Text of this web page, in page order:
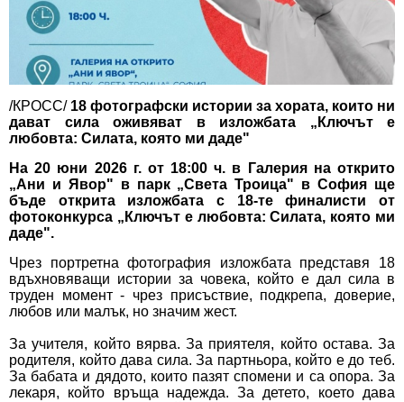
/КРОСС/ 18 фотографски истории за хората, които ни
дават сила оживяват в изложбата „Ключът е
любовта: Силата, която ми даде"
На 20 юни 2026 г. от 18:00 ч. в Галерия на открито
„Ани и Явор" в парк „Света Троица" в София ще
бъде открита изложбата с 18-те финалисти от
фотоконкурса „Ключът е любовта: Силата, която ми
даде".
Чрез портретна фотография изложбата представя 18
вдъхновяващи истории за човека, който е дал сила в
труден момент - чрез присъствие, подкрепа, доверие,
любов или малък, но значим жест.
За учителя, който вярва. За приятеля, който остава. За
родителя, който дава сила. За партньора, който е до теб.
За бабата и дядото, които пазят спомени и са опора. За
лекаря, който връща надежда. За детето, което дава